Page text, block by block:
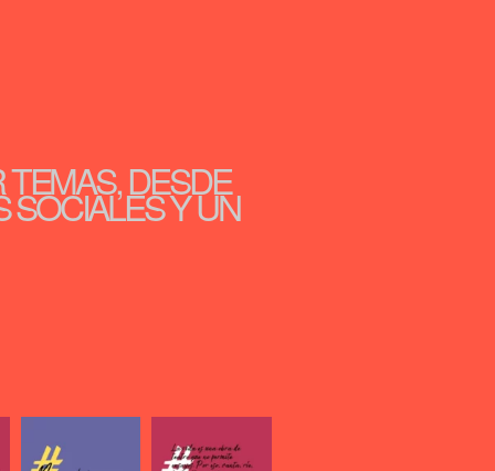
DESDE
SOCIALES Y UN